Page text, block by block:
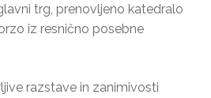
trg, prenovljeno katedralo
iz resnično posebne
razstave in zanimivosti